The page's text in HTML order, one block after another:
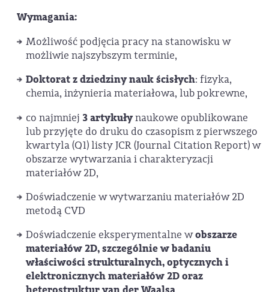
Wymagania:
Możliwość podjęcia pracy na stanowisku w
możliwie najszybszym terminie,
Doktorat z dziedziny nauk ścisłych: fizyka,
chemia, inżynieria materiałowa, lub pokrewne,
co najmniej 3 artykułynaukowe opublikowane
lub przyjęte do druku do czasopism z pierwszego
kwartyla (Q1) listy JCR (Journal Citation Report) w
obszarze wytwarzania i charakteryzacji
materiałów 2D,
Doświadczenie w wytwarzaniu materiałów 2D
metodą CVD
Doświadczenie eksperymentalne wobszarze
materiałów 2D, szczególnie w badaniu
właściwości strukturalnych, optycznych i
elektronicznych materiałów 2D oraz